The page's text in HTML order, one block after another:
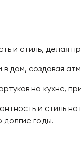
и стиль, делая
дом, создавая
на кухне,
и стиль
долгие годы.